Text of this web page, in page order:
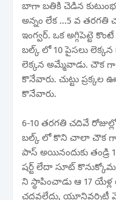
బాగా బతికి చెడిన
అన్నం లేక ...5 వ తరగతి
ఇంగ్వర్. ఒక అగ్గిపెట్టె
బల్క్ లో 10 పైసలు
లెక్కన అమ్మేవాడు. చౌక గా
కొనేవారు. చుట్టు ప్రక్కల
కొనేవారు.
6-10 తరగతి చదివే రోజుల్లో
బల్క్ లో కొని చాలా చౌక గా
పాస్ అయినందుకు తండ్రి
షర్ట్ లేదా సూట్
ని స్థాపించాడు ఆ 17 యేళ్ల
చదవలేదు, యూనివర్శిటీ